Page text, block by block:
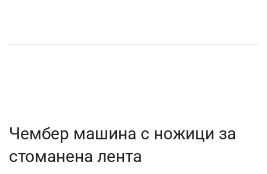
Чембер машина с ножици за
стоманена лента